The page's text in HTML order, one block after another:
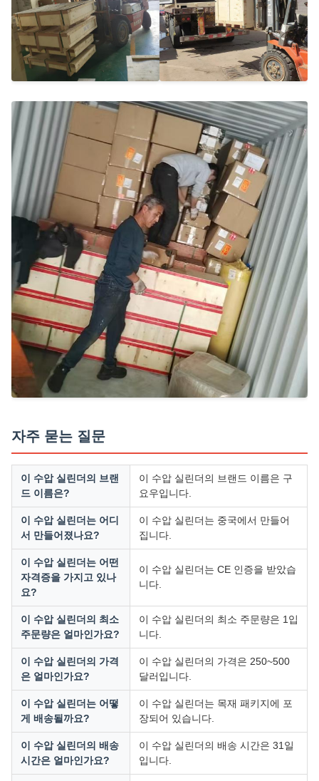
자주 묻는 질문
이 수압 실린더의 브랜
드 이름은?
이 수압 실린더의 브랜드 이름은 구
요우입니다.
이 수압 실린더는 어디
서 만들어졌나요?
이 수압 실린더는 중국에서 만들어
집니다.
이 수압 실린더는 어떤
자격증을 가지고 있나
요?
이 수압 실린더는 CE 인증을 받았습
니다.
이 수압 실린더의 최소
주문량은 얼마인가요?
이 수압 실린더의 최소 주문량은 1입
니다.
이 수압 실린더의 가격
은 얼마인가요?
이 수압 실린더의 가격은 250~500
달러입니다.
이 수압 실린더는 어떻
게 배송될까요?
이 수압 실린더는 목재 패키지에 포
장되어 있습니다.
이 수압 실린더의 배송
시간은 얼마인가요?
이 수압 실린더의 배송 시간은 31일
입니다.